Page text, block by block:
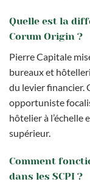
Quelle est la
Corum Origin ?
Pierre Capitale
bureaux et
du levier financier.
opportuniste
hôtelier à l’échelle
supérieur.
Comment
dans les SCPI ?